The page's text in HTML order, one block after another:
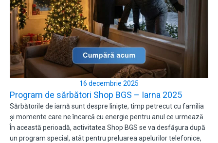
16 decembrie 2025
Program de sărbători Shop BGS – Iarna 2025
Sărbătorile de iarnă sunt despre liniște, timp petrecut cu familia
și momente care ne încarcă cu energie pentru anul ce urmează.
În această perioadă, activitatea Shop BGS se va desfășura după
un program special, atât pentru preluarea apelurilor telefonice,